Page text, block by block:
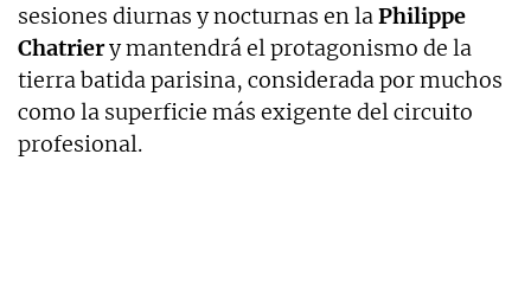
sesiones diurnas y nocturnas en laPhilippe
Chatriery mantendrá el protagonismo de la
tierra batida parisina, considerada por muchos
como la superficie más exigente del circuito
profesional.